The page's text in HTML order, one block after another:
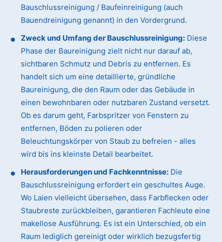
Bauschlussreinigung / Baufeinreinigung (auch
Bauendreinigung genannt) in den Vordergrund.
Zweck und Umfang der Bauschlussreinigung: Diese
Phase der Baureinigung zielt nicht nur darauf ab,
sichtbaren Schmutz und Debris zu entfernen. Es
handelt sich um eine detaillierte, gründliche
Baureinigung, die den Raum oder das Gebäude in
einen bewohnbaren oder nutzbaren Zustand versetzt.
Ob es darum geht, Farbspritzer von Fenstern zu
entfernen, Böden zu polieren oder
Beleuchtungskörper von Staub zu befreien - alles
wird bis ins kleinste Detail bearbeitet.
Herausforderungen und Fachkenntnisse: Die
Bauschlussreinigung erfordert ein geschultes Auge.
Wo Laien vielleicht übersehen, dass Farbflecken oder
Staubreste zurückbleiben, garantieren Fachleute eine
makellose Ausführung. Es ist ein Unterschied, ob ein
Raum lediglich gereinigt oder wirklich bezugsfertig